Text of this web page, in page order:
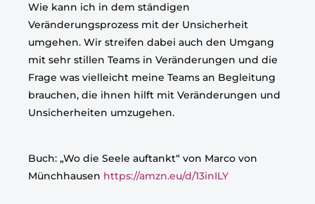
Wie kann ich in dem ständigen
Veränderungsprozess mit der Unsicherheit
umgehen. Wir streifen dabei auch den Umgang
mit sehr stillen Teams in Veränderungen und die
Frage was vielleicht meine Teams an Begleitung
brauchen, die ihnen hilft mit Veränderungen und
Unsicherheiten umzugehen.
Buch: „Wo die Seele auftankt“ von Marco von
Münchhausen https://amzn.eu/d/13inILY